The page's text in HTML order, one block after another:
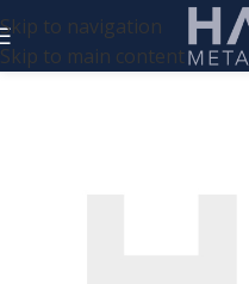
Skip to navigation
Skip to main content